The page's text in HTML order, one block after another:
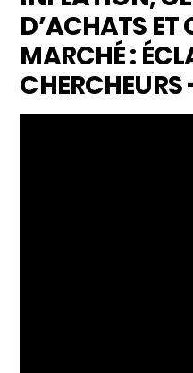
D’ACHATS ET
MARCHÉ :